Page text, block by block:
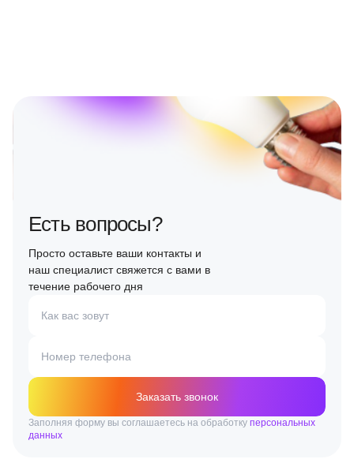
Есть вопросы?
Просто оставьте ваши контакты и
наш специалист свяжется с вами в
течение рабочего дня
Как вас зовут
Номер телефона
Заказать звонок
Заполняя форму вы соглашаетесь на обработку персональных
данных